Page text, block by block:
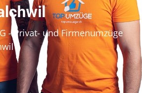
- Privat- und Firmenumzüge